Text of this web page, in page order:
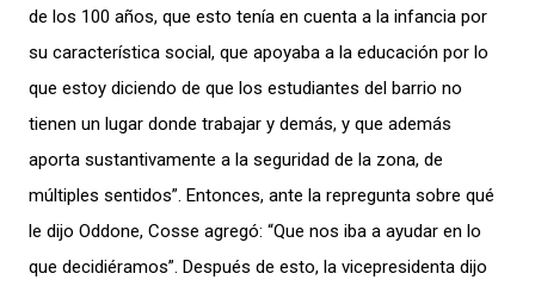
de los 100 años, que esto tenía en cuenta a la infancia por
su característica social, que apoyaba a la educación por lo
que estoy diciendo de que los estudiantes del barrio no
tienen un lugar donde trabajar y demás, y que además
aporta sustantivamente a la seguridad de la zona, de
múltiples sentidos”. Entonces, ante la repregunta sobre qué
le dijo Oddone, Cosse agregó: “Que nos iba a ayudar en lo
que decidiéramos”. Después de esto, la vicepresidenta dijo